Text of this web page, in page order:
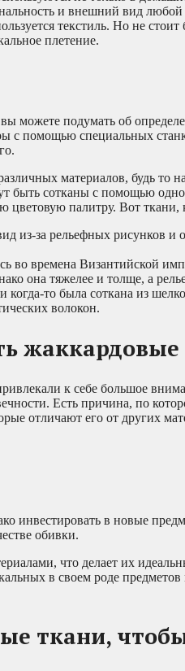
и внешний вид
текстиль. Но не
плетение.
можете подумать об
с помощью специальных
материалов, будь то
быть сотканы с помощью
цветовую палитру. Вот ткани,
из-за рельефных рисунков
во времена Византийской
она тяжелее и толще, а
когда-то была соткана из
волокон.
жаккардовые
к себе большое
Есть причина, по
отличают его от других
инвестировать в новые
обивки.
что делает их
в своем роде
ткани,